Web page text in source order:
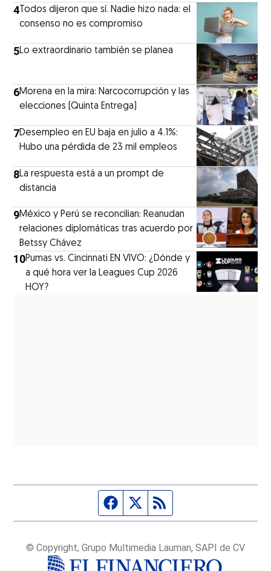
4 Todos dijeron que sí. Nadie hizo nada: el
consenso no es compromiso
5Lo extraordinario también se planea
6Morena en la mira: Narcocorrupción y las
elecciones (Quinta Entrega)
7Desempleo en EU baja en julio a 4.1%:
Hubo una pérdida de 23 mil empleos
8La respuesta está a un prompt de
distancia
9México y Perú se reconcilian: Reanudan
relaciones diplomáticas tras acuerdo por
Betssy Chávez
10Pumas vs. Cincinnati EN VIVO: ¿Dónde y
a qué hora ver la Leagues Cup 2026
HOY?
Página de Facebook
Fuente Twitter
© Copyright, Grupo Multimedia Lauman, SAPI de CV